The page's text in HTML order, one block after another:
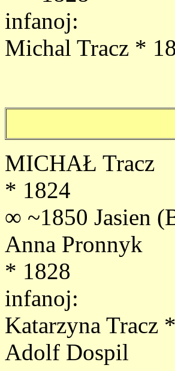
infanoj:
Michal Tracz *
MICHAŁ Tracz
* 1824
∞ ~1850 Jasien
Anna Pronnyk
* 1828
infanoj:
Katarzyna Tracz
Adolf Dospil